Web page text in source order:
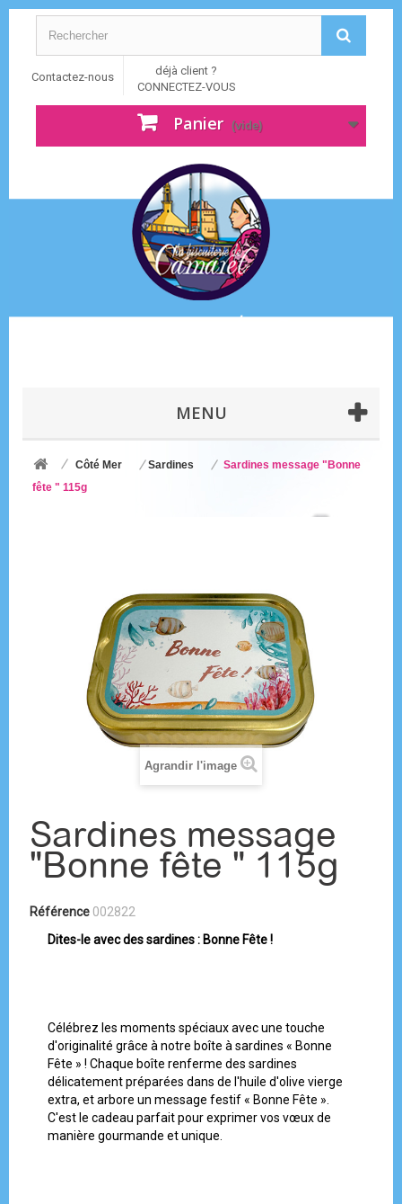
Contactez-nous
déjà client ?
CONNECTEZ-VOUS
Panier (vide)
MENU
Côté Mer Sardines
Sardines message "Bonne
fête " 115g
Agrandir l'image
Sardines message
"Bonne fête " 115g
Référence 002822
Dites-le avec des sardines : Bonne Fête !
Célébrez les moments spéciaux avec une touche
d'originalité grâce à notre boîte à sardines « Bonne
Fête » ! Chaque boîte renferme des sardines
délicatement préparées dans de l'huile d'olive vierge
extra, et arbore un message festif « Bonne Fête ».
C'est le cadeau parfait pour exprimer vos vœux de
manière gourmande et unique.